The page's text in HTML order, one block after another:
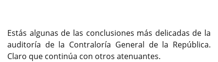
Estás algunas de las conclusiones más delicadas de la
auditoría de la Contraloría General de la República.
Claro que continúa con otros atenuantes.